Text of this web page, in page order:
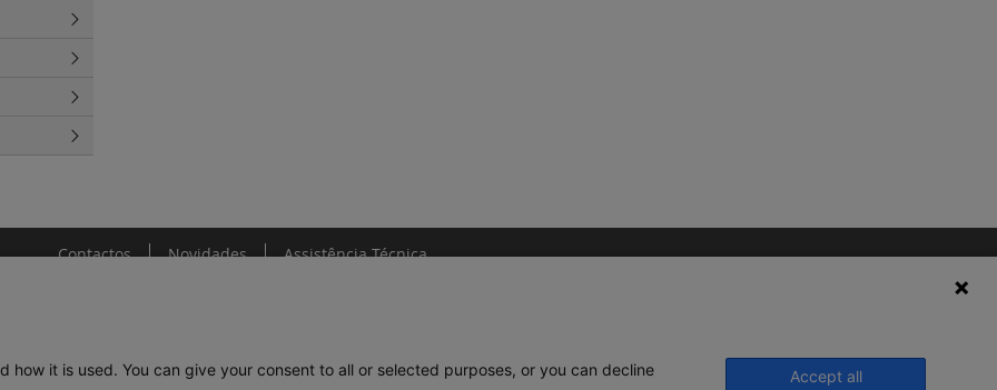
Contactos Novidades Assistência Técnica
it is used. You can give your consent to all or selected purposes, or you can decline
Accept all